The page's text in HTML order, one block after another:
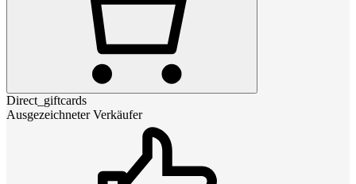
Direct_giftcards
Ausgezeichneter Verkäufer